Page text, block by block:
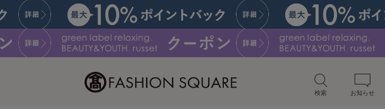
検索 お知らせ